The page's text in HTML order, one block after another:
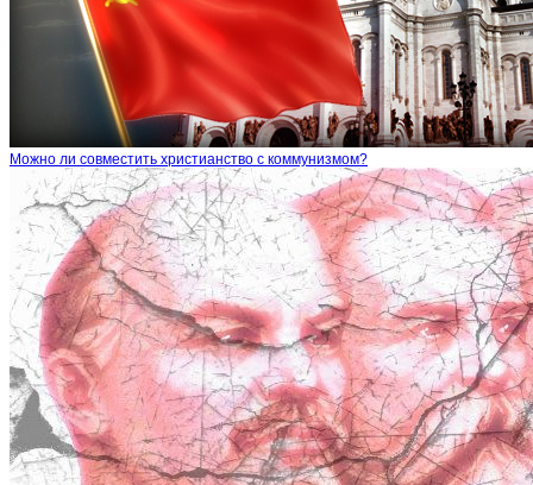
Можно ли совместить христианство с коммунизмом?